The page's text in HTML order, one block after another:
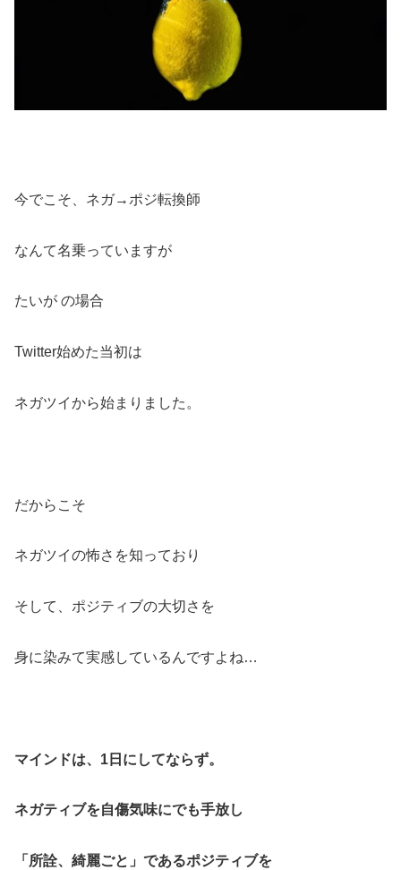
今でこそ、ネガ→ポジ転換師
なんて名乗っていますが
たいが の場合
Twitter始めた当初は
ネガツイから始まりました。
だからこそ
ネガツイの怖さを知っており
そして、ポジティブの大切さを
身に染みて実感しているんですよね…
マインドは、1日にしてならず。
ネガティブを自傷気味にでも手放し
「所詮、綺麗ごと」であるポジティブを